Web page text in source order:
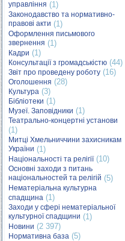
управління (1)
Законодавство та нормативно-
правові акти (1)
Оформлення письмового
звернення (1)
Кадри (1)
Консультації з громадськістю (44)
Звіт про проведену роботу (16)
Оголошення (28)
Культура (3)
Бібліотеки (1)
Музеї. Заповідники (1)
Театрально-концертні установи
(1)
Митці Хмельниччини захисникам
України (1)
Національності та релігії(10)
Основні заходи з питань
національностей та релігій (5)
Нематеріальна культурна
спадщина (1)
Заходи у сфері нематеріальної
культурної спадщини (1)
Новини (2 397)
Нормативна база (5)